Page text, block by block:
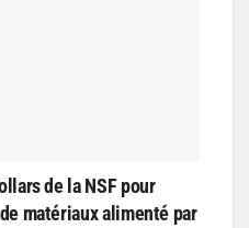
de la NSF pour
matériaux alimenté par